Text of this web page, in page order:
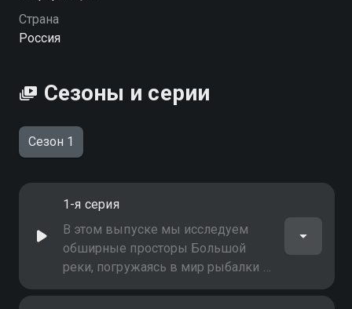
Страна
Россия
Сезоны и серии
Сезон 1
1-я серия
В этом выпуске мы исследуем
обширные просторы Большой
реки, погружаясь в мир рыбалки и
приключений